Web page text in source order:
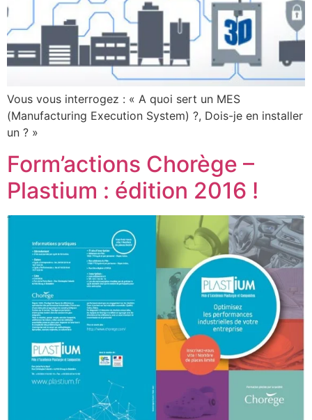
Vous vous interrogez : « A quoi sert un MES
(Manufacturing Execution System) ?, Dois-je en installer
un ? »
Form’actions Chorège –
Plastium : édition 2016 !